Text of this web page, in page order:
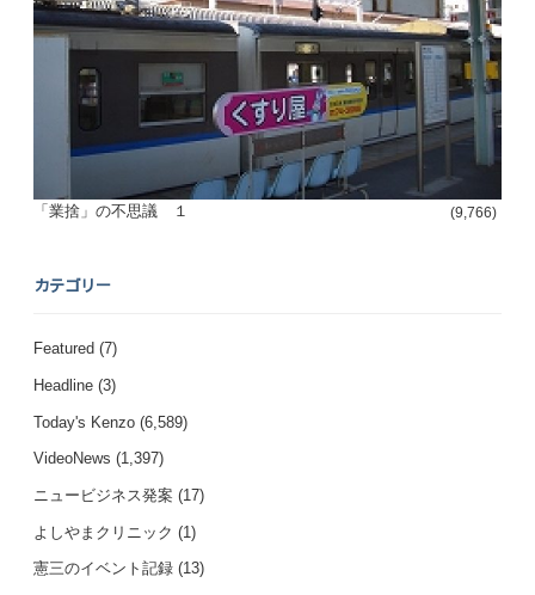
「業捨」の不思議 １ (9,766)
カテゴリー
Featured (7)
Headline (3)
Today's Kenzo (6,589)
VideoNews (1,397)
ニュービジネス発案 (17)
よしやまクリニック (1)
憲三のイベント記録 (13)